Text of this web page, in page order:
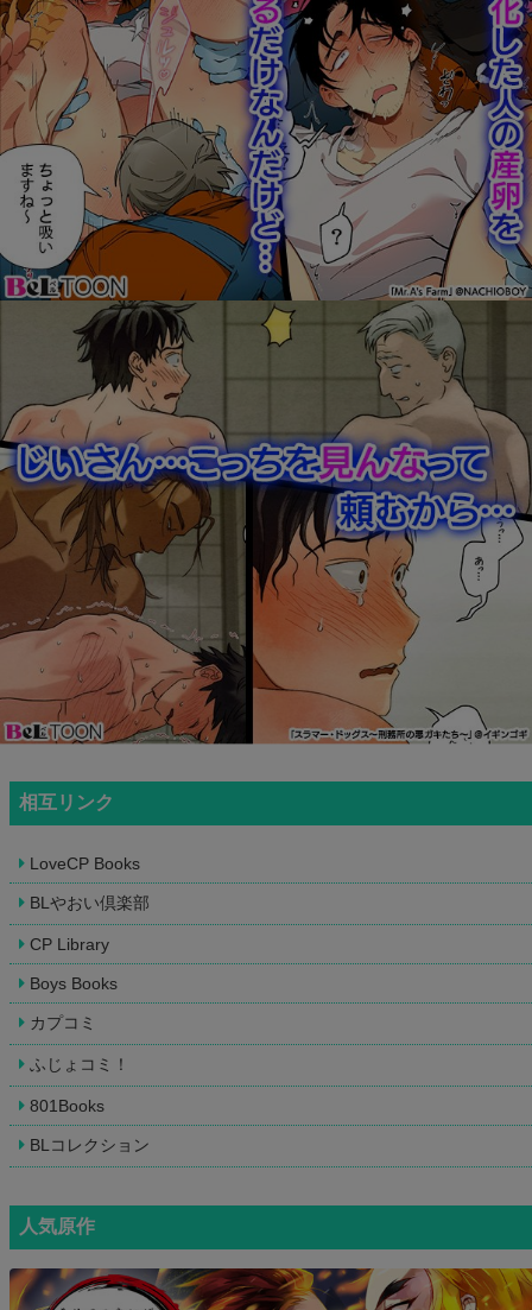
相互リンク
LoveCP Books
BLやおい倶楽部
CP Library
Boys Books
カプコミ
ふじょコミ！
801Books
BLコレクション
人気原作